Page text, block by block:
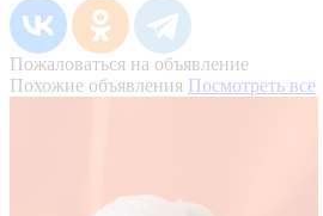
Пожаловаться на объявление
Похожие объявления Посмотреть все